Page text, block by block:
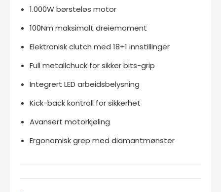
1.000W børsteløs motor
100Nm maksimalt dreiemoment
Elektronisk clutch med 18+1 innstillinger
Full metallchuck for sikker bits-grip
Integrert LED arbeidsbelysning
Kick-back kontroll for sikkerhet
Avansert motorkjøling
Ergonomisk grep med diamantmønster